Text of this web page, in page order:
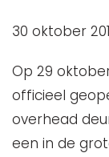
30 oktober
Op 29
officieel
overhead
een in de